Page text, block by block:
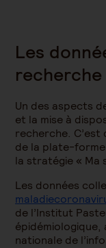
Les
recherche
Un des aspects
et la mise à
recherche. C’est
de la plate-forme
la stratégie « Ma
Les données
de l’Institut
épidémiologique,
nationale de